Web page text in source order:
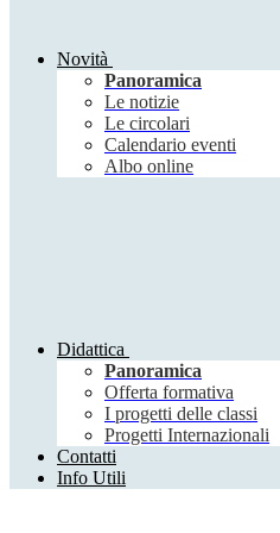
Novità
Panoramica
Le notizie
Le circolari
Calendario eventi
Albo online
Didattica
Panoramica
Offerta formativa
I progetti delle classi
Progetti Internazionali
Contatti
Info Utili